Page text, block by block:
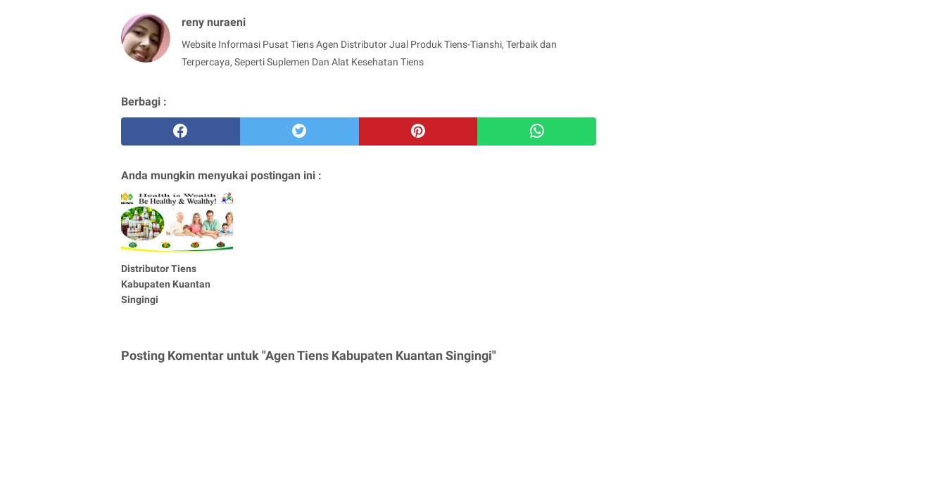
reny nuraeni
Website Informasi Pusat Tiens Agen Distributor Jual Produk Tiens-Tianshi, Terbaik dan
Terpercaya, Seperti Suplemen Dan Alat Kesehatan Tiens
Berbagi :
Anda mungkin menyukai postingan ini :
Distributor Tiens
Kabupaten Kuantan
Singingi
Posting Komentar untuk "Agen Tiens Kabupaten Kuantan Singingi"